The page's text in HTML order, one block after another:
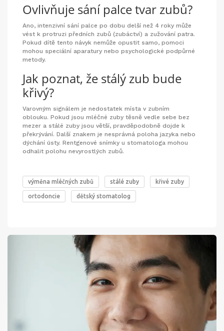
Ovlivňuje sání palce tvar zubů?
Ano, intenzivní sání palce po dobu delší než 4 roky může
vést k protruzi předních zubů (zubáctví) a zužování patra.
Pokud dítě tento návyk nemůže opustit samo, pomoci
mohou speciální aparatury nebo psychologické podpůrné
metody.
Jak poznat, že stálý zub bude
křivý?
Varovným signálem je nedostatek místa v zubním
oblouku. Pokud jsou mléčné zuby těsně vedle sebe bez
mezer a stálé zuby jsou větší, pravděpodobně dojde k
překrývání. Další znakem je nesprávná poloha jazyka nebo
dýchání ústy. Rentgenové snímky u stomatologa mohou
odhalit polohu nevyrostlých zubů.
výměna mléčných zubů stálé zuby křivé zuby
ortodoncie dětský stomatolog